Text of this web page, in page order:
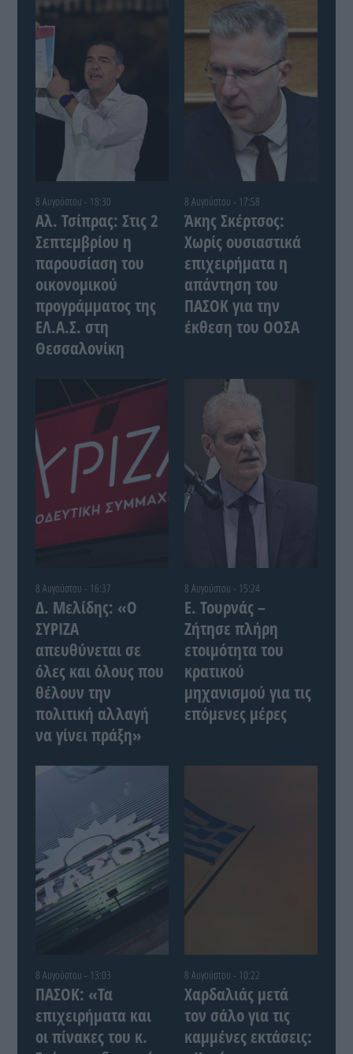
8 Αυγούστου - 18:30
Αλ. Τσίπρας: Στις 2
Σεπτεμβρίου η
παρουσίαση του
οικονομικού
προγράμματος της
ΕΛ.Α.Σ. στη
Θεσσαλονίκη
8 Αυγούστου - 17:58
Άκης Σκέρτσος:
Χωρίς ουσιαστικά
επιχειρήματα η
απάντηση του
ΠΑΣΟΚ για την
έκθεση του ΟΟΣΑ
8 Αυγούστου - 16:37
Δ. Μελίδης: «Ο
ΣΥΡΙΖΑ
απευθύνεται σε
όλες και όλους που
θέλουν την
πολιτική αλλαγή
να γίνει πράξη»
8 Αυγούστου - 15:24
Ε. Τουρνάς –
Ζήτησε πλήρη
ετοιμότητα του
κρατικού
μηχανισμού για τις
επόμενες μέρες
8 Αυγούστου - 13:03
ΠΑΣΟΚ: «Τα
επιχειρήματα και
οι πίνακες του κ.
8 Αυγούστου - 10:22
Χαρδαλιάς μετά
τον σάλο για τις
καμμένες εκτάσεις: